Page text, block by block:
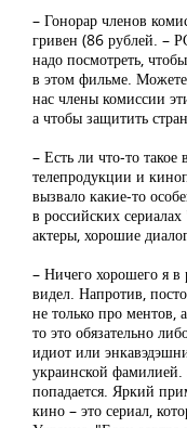
– Гонорар членов
гривен (86 рублей. –
надо посмотреть,
в этом фильме.
нас члены комиссии
а чтобы защитить
– Есть ли что-то такое
телепродукции и
вызвало какие-то
в российских
актеры, хорошие
– Ничего хорошего я в
видел. Напротив,
не только про ментов,
то это обязательно
идиот или
украинской фамилией.
попадается. Яркий
кино – это сериал,